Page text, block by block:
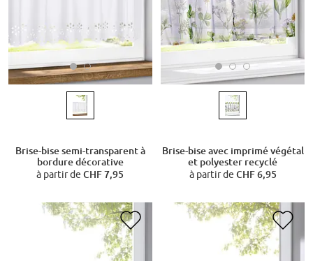
Brise-bise semi-transparent à
bordure décorative
à partir deCHF 7,95
Brise-bise avec imprimé végétal
et polyester recyclé
à partir de CHF 6,95